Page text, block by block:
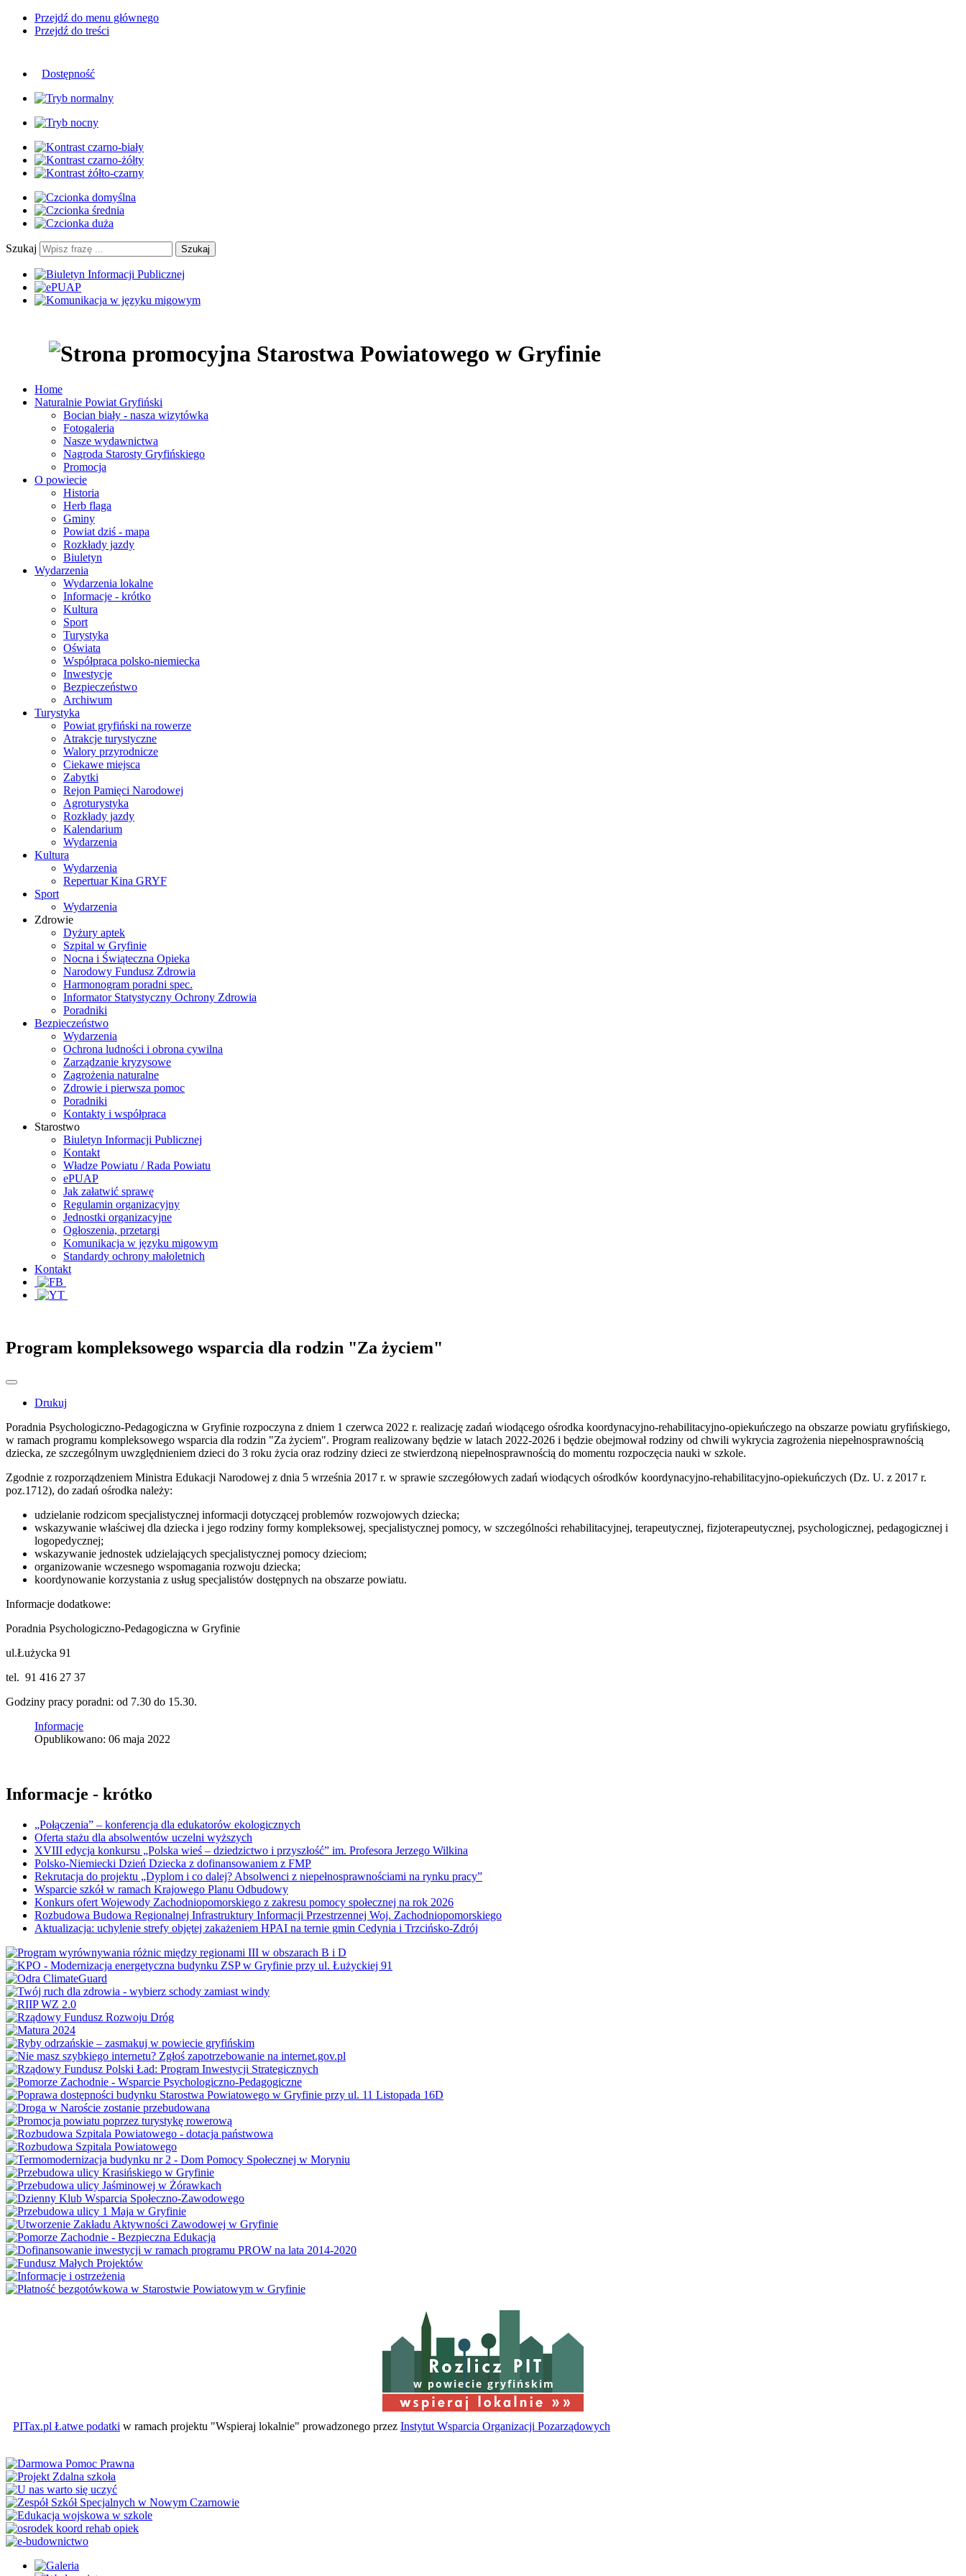
Przejdź do menu głównego
Przejdź do treści
Dostępność
Szukaj Szukaj
Home
Naturalnie Powiat Gryfiński
Bocian biały - nasza wizytówka
Fotogaleria
Nasze wydawnictwa
Nagroda Starosty Gryfińskiego
Promocja
O powiecie
Historia
Herb flaga
Gminy
Powiat dziś - mapa
Rozkłady jazdy
Biuletyn
Wydarzenia
Wydarzenia lokalne
Informacje - krótko
Kultura
Sport
Turystyka
Oświata
Współpraca polsko-niemiecka
Inwestycje
Bezpieczeństwo
Archiwum
Turystyka
Powiat gryfiński na rowerze
Atrakcje turystyczne
Walory przyrodnicze
Ciekawe miejsca
Zabytki
Rejon Pamięci Narodowej
Agroturystyka
Rozkłady jazdy
Kalendarium
Wydarzenia
Kultura
Wydarzenia
Repertuar Kina GRYF
Sport
Wydarzenia
Zdrowie
Dyżury aptek
Szpital w Gryfinie
Nocna i Świąteczna Opieka
Narodowy Fundusz Zdrowia
Harmonogram poradni spec.
Informator Statystyczny Ochrony Zdrowia
Poradniki
Bezpieczeństwo
Wydarzenia
Ochrona ludności i obrona cywilna
Zarządzanie kryzysowe
Zagrożenia naturalne
Zdrowie i pierwsza pomoc
Poradniki
Kontakty i współpraca
Starostwo
Biuletyn Informacji Publicznej
Kontakt
Władze Powiatu / Rada Powiatu
ePUAP
Jak załatwić sprawę
Regulamin organizacyjny
Jednostki organizacyjne
Ogłoszenia, przetargi
Komunikacja w języku migowym
Standardy ochrony małoletnich
Kontakt
Program kompleksowego wsparcia dla rodzin "Za życiem"
Drukuj
Poradnia Psychologiczno-Pedagogiczna w Gryfinie rozpoczyna z dniem 1 czerwca 2022 r. realizację zadań wiodącego ośrodka koordynacyjno-rehabilitacyjno-opiekuńczego na obszarze powiatu gryfińskiego,
w ramach programu kompleksowego wsparcia dla rodzin "Za życiem". Program realizowany będzie w latach 2022-2026 i będzie obejmował rodziny od chwili wykrycia zagrożenia niepełnosprawnością
dziecka, ze szczególnym uwzględnieniem dzieci do 3 roku życia oraz rodziny dzieci ze stwierdzoną niepełnosprawnością do momentu rozpoczęcia nauki w szkole.
Zgodnie z rozporządzeniem Ministra Edukacji Narodowej z dnia 5 września 2017 r. w sprawie szczegółowych zadań wiodących ośrodków koordynacyjno-rehabilitacyjno-opiekuńczych (Dz. U. z 2017 r.
poz.1712), do zadań ośrodka należy:
udzielanie rodzicom specjalistycznej informacji dotyczącej problemów rozwojowych dziecka;
wskazywanie właściwej dla dziecka i jego rodziny formy kompleksowej, specjalistycznej pomocy, w szczególności rehabilitacyjnej, terapeutycznej, fizjoterapeutycznej, psychologicznej, pedagogicznej i
logopedycznej;
wskazywanie jednostek udzielających specjalistycznej pomocy dzieciom;
organizowanie wczesnego wspomagania rozwoju dziecka;
koordynowanie korzystania z usług specjalistów dostępnych na obszarze powiatu.
Informacje dodatkowe:
Poradnia Psychologiczno-Pedagogiczna w Gryfinie
ul.Łużycka 91
tel. 91 416 27 37
Godziny pracy poradni: od 7.30 do 15.30.
Informacje
Opublikowano: 06 maja 2022
Informacje - krótko
„Połączenia” – konferencja dla edukatorów ekologicznych
Oferta stażu dla absolwentów uczelni wyższych
XVIII edycja konkursu „Polska wieś – dziedzictwo i przyszłość” im. Profesora Jerzego Wilkina
Polsko-Niemiecki Dzień Dziecka z dofinansowaniem z FMP
Rekrutacja do projektu „Dyplom i co dalej? Absolwenci z niepełnosprawnościami na rynku pracy”
Wsparcie szkół w ramach Krajowego Planu Odbudowy
Konkurs ofert Wojewody Zachodniopomorskiego z zakresu pomocy społecznej na rok 2026
Rozbudowa Budowa Regionalnej Infrastruktury Informacji Przestrzennej Woj. Zachodniopomorskiego
Aktualizacja: uchylenie strefy objętej zakażeniem HPAI na ternie gmin Cedynia i Trzcińsko-Zdrój
w powiecie gryfińskim
PITax.pl Łatwe podatki w ramach projektu "Wspieraj lokalnie" prowadzonego przez Instytut Wsparcia Organizacji Pozarządowych